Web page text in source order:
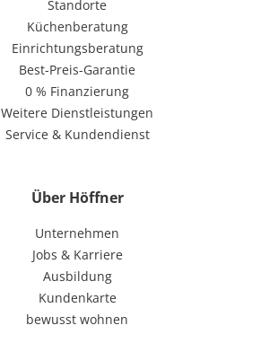
Standorte
Küchenberatung
Einrichtungsberatung
Best-Preis-Garantie
0 % Finanzierung
Weitere Dienstleistungen
Service & Kundendienst
Über Höffner
Unternehmen
Jobs & Karriere
Ausbildung
Kundenkarte
bewusst wohnen